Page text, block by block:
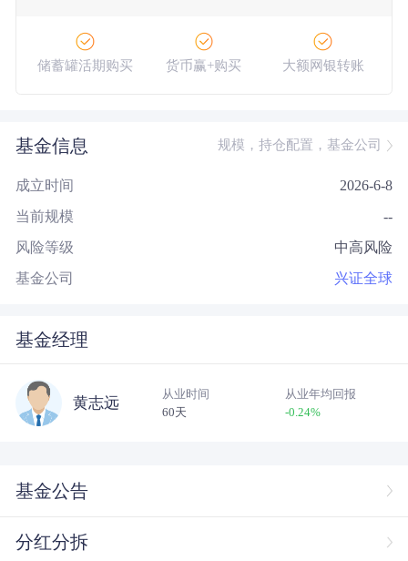
储蓄罐活期购买 货币赢+购买 大额网银转账
基金信息 规模，持仓配置，基金公司
成立时间 2026-6-8
当前规模 --
风险等级 中高风险
基金公司 兴证全球
基金经理
黄志远
从业时间
60天
从业年均回报
-0.24%
基金公告
分红分拆